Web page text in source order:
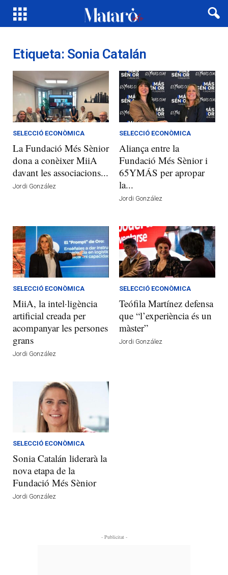
Etiqueta: Sonia Catalán
SELECCIÓ ECONÒMICA
La Fundació Més Sènior
dona a conèixer MiiA
davant les associacions...
Jordi González
SELECCIÓ ECONÒMICA
Aliança entre la
Fundació Més Sènior i
65YMÁS per apropar
la...
Jordi González
SELECCIÓ ECONÒMICA
MiiA, la intel·ligència
artificial creada per
acompanyar les persones
grans
Jordi González
SELECCIÓ ECONÒMICA
Teófila Martínez defensa
que “l’experiència és un
màster”
Jordi González
SELECCIÓ ECONÒMICA
Sonia Catalán liderarà la
nova etapa de la
Fundació Més Sènior
Jordi González
- Publicitat -